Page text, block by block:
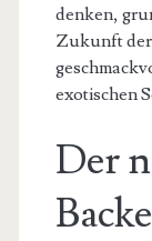
denken,
Zukunft der
exotischen
Der